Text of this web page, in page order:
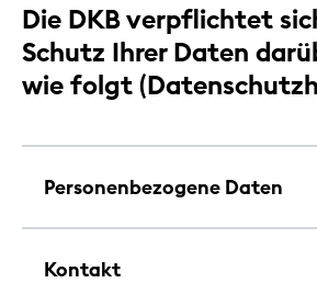
Die DKB verpflichtet
Schutz Ihrer Daten
wie folgt
Personenbezogene Daten
Kontakt